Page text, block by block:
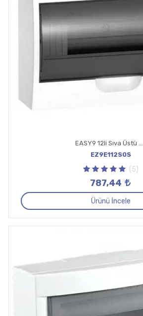
EASY9 12li Sıva Üstü W-Otomat Kutusu
EZ9E112S0S
(5)
787,44
Ürünü İncele